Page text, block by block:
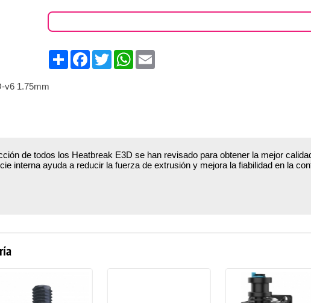
Share Facebook
TwitterWhatsApp
v6 1.75mm
de todos los Heatbreak E3D se han revisado para obtener la mejor
interna ayuda a reducir la fuerza de extrusión y mejora la fiabilidad en la